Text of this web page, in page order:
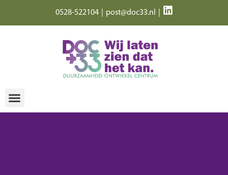
0528-522104 post@doc33.nl